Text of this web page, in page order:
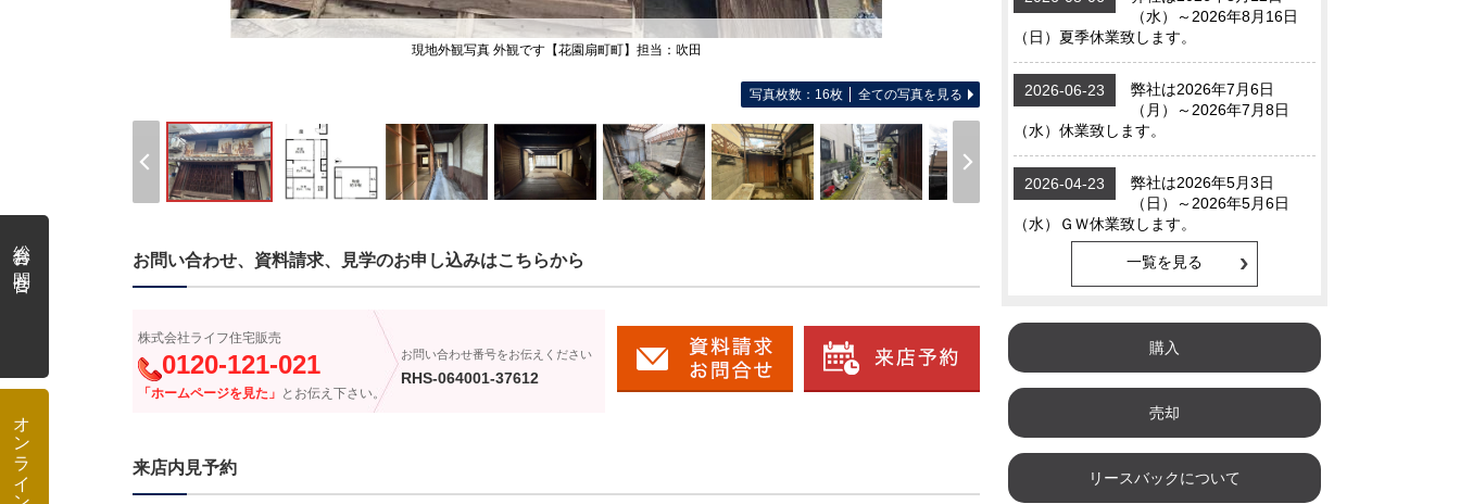
現地外観写真 外観です【花園扇町町】担当：吹田
写真枚数：16枚 全ての写真を見る
お問い合わせ、資料請求、見学のお申し込みはこちらから
株式会社ライフ住宅販売
0120-121-021
「ホームページを見た」 とお伝え下さい。
お問い合わせ番号をお伝えください
RHS-064001-37612
来店内見予約
一覧を見る
購入
売却
リースバックについて
総合お問合せ
オンライン相談